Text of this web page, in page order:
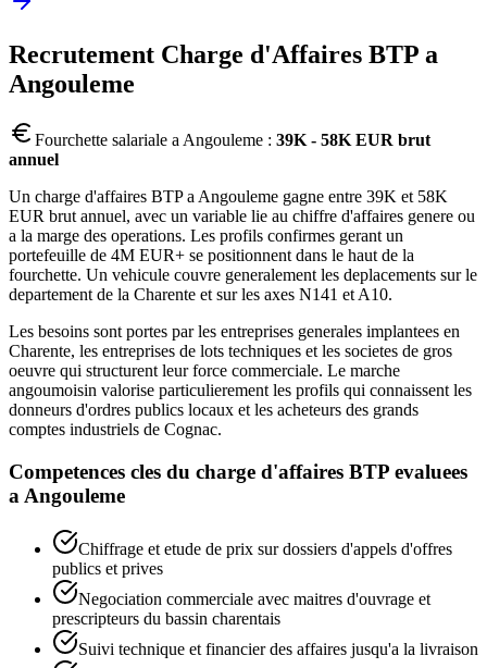
Recrutement Charge d'Affaires BTP a
Angouleme
Fourchette salariale aAngouleme : 39K - 58K EUR brut
annuel
Un charge d'affaires BTP a Angouleme gagne entre 39K et 58K
EUR brut annuel, avec un variable lie au chiffre d'affaires genere ou
a la marge des operations. Les profils confirmes gerant un
portefeuille de 4M EUR+ se positionnent dans le haut de la
fourchette. Un vehicule couvre generalement les deplacements sur le
departement de la Charente et sur les axes N141 et A10.
Les besoins sont portes par les entreprises generales implantees en
Charente, les entreprises de lots techniques et les societes de gros
oeuvre qui structurent leur force commerciale. Le marche
angoumoisin valorise particulierement les profils qui connaissent les
donneurs d'ordres publics locaux et les acheteurs des grands
comptes industriels de Cognac.
Competences cles du charge d'affaires BTP evaluees
a Angouleme
Chiffrage et etude de prix sur dossiers d'appels d'offres
publics et prives
Negociation commerciale avec maitres d'ouvrage et
prescripteurs du bassin charentais
Suivi technique et financier des affaires jusqu'a la livraison